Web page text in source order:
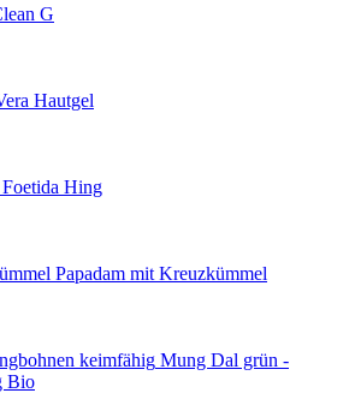
G
Hautgel
Hing
Papadam mit Kreuzkümmel
Mung Dal grün -
Bio